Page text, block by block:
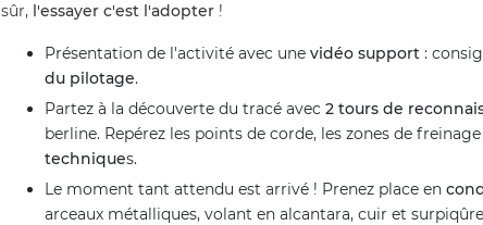
sûr, l'essayer c'est l'adopter !
Présentation de l'activité avec une vidéo support :
du pilotage.
Partez à la découverte du tracé avec 2 tours de
berline. Repérez les points de corde, les zones de
techniques.
Le moment tant attendu est arrivé ! Prenez place en
arceaux métalliques, volant en alcantara, cuir et